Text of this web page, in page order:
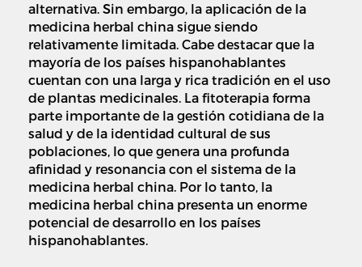
alternativa. Sin embargo, la aplicación de la
medicina herbal china sigue siendo
relativamente limitada. Cabe destacar que la
mayoría de los países hispanohablantes
cuentan con una larga y rica tradición en el uso
de plantas medicinales. La fitoterapia forma
parte importante de la gestión cotidiana de la
salud y de la identidad cultural de sus
poblaciones, lo que genera una profunda
afinidad y resonancia con el sistema de la
medicina herbal china. Por lo tanto, la
medicina herbal china presenta un enorme
potencial de desarrollo en los países
hispanohablantes.